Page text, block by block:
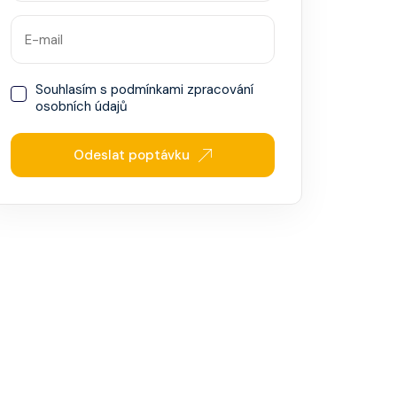
Souhlasím spodmínkami zpracování
osobních údajů
Odeslat poptávku